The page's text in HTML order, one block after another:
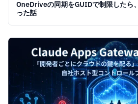
OneDriveの同期をGUIDで制限したら
った話